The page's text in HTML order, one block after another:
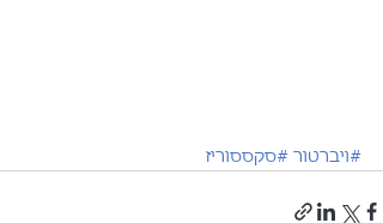
#ויברטור #סקססוריז